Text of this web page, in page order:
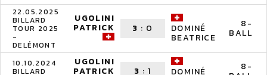
22.05.2025
BILLARD
TOUR 2025
-
DELÉMONT
UGOLINI
PATRICK 3 : 0 DOMINÉ
BEATRICE
8-
BALL
10.10.2024
BILLARD
UGOLINI
PATRICK 3 :1 DOMINÉ 8-